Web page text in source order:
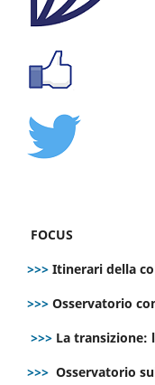
FOCUS
>>> Itinerari della
>>> Osservatorio
>>> La transizione:
>>> Osservatorio